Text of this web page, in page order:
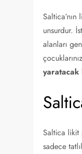
unsurdur.
alanları
yaratacak
Saltica likit
sadece